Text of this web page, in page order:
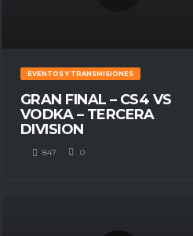
EVENTOS Y TRANSMISIONES
GRAN FINAL – CS4 VS
VODKA – TERCERA
DIVISION
847 0